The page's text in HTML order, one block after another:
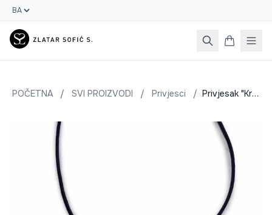
POČETNA / SVI PROIZVODI / Privjesci / Privjesak "Kraljevski bosanski dukat"